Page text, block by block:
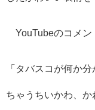
YouTubeのコメン
「タバスコが何か
ちゃうちいかわ、か